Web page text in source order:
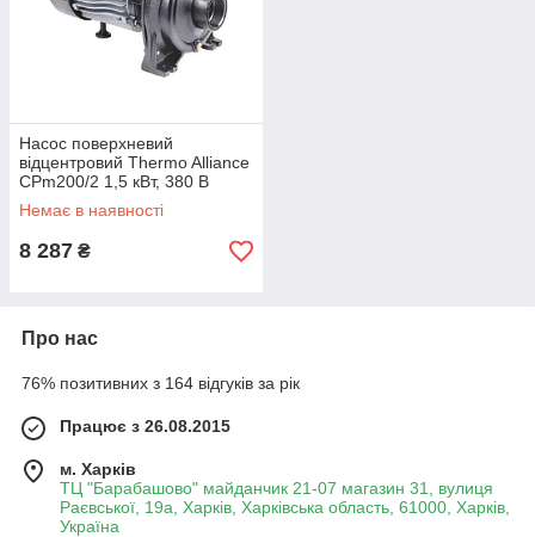
Насос поверхневий
відцентровий Thermo Alliance
CPm200/2 1,5 кВт, 380 В
Немає в наявності
8 287 ₴
Про нас
76% позитивних з 164 відгуків за рік
Працює з 26.08.2015
м. Харків
ТЦ "Барабашово" майданчик 21-07 магазин 31, вулиця
Раєвської, 19а, Харків, Харківська область, 61000, Харків,
Україна